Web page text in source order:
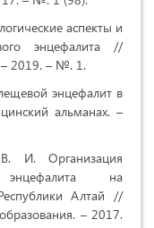
аспекты и
энцефалита //
– 2019. – №. 1.
энцефалит в
альманах. –
И. Организация
энцефалита на
Алтай //
– 2017.